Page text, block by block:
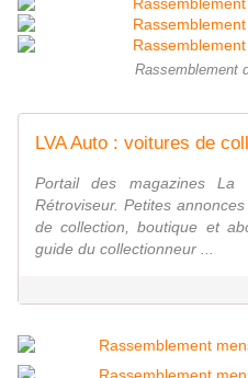
Rassemblement
Portail des magazines
Rétroviseur. Petites
de collection, boutique et
guide du collectionneur ...